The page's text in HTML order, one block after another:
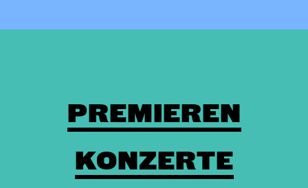
PREMIEREN
KONZERTE